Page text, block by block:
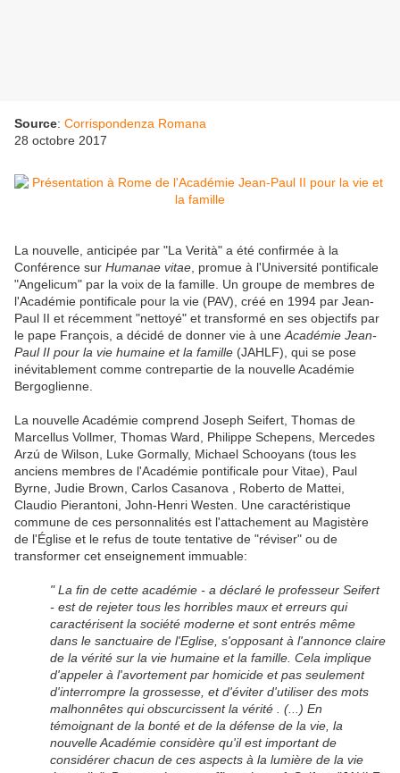
Source: Corrispondenza Romana
28 octobre 2017
La nouvelle, anticipée par "La Verità" a été confirmée à la
Conférence sur Humanae vitae promue à l'Université pontificale
"Angelicum" par la voix de la famille. Un groupe de membres de
l'Académie pontificale pour la vie (PAV), créé en 1994 par Jean-
Paul II et récemment "nettoyé" et transformé en ses objectifs par
le pape François, a décidé de donner vie à une Académie Jean-
Paul II pour la vie humaine et la famille (JAHLF), qui se pose
inévitablement comme contrepartie de la nouvelle Académie
Bergoglienne.
La nouvelle Académie comprend Joseph Seifert, Thomas de
Marcellus Vollmer, Thomas Ward, Philippe Schepens, Mercedes
Arzú de Wilson, Luke Gormally, Michael Schooyans (tous les
anciens membres de l'Académie pontificale pour Vitae), Paul
Byrne, Judie Brown, Carlos Casanova , Roberto de Mattei,
Claudio Pierantoni, John-Henri Westen. Une caractéristique
commune de ces personnalités est l'attachement au Magistère
de l'Église et le refus de toute tentative de "réviser" ou de
transformer cet enseignement immuable:
" La fin de cette académie - a déclaré le professeur Seifert
- est de rejeter tous les horribles maux et erreurs qui
caractérisent la société moderne et sont entrés même
dans le sanctuaire de l'Eglise, s'opposant à l'annonce claire
de la vérité sur la vie humaine et la famille. Cela implique
d'appeler à l'avortement par homicide et pas seulement
d'interrompre la grossesse, et d'éviter d'utiliser des mots
malhonnêtes qui obscurcissent la vérité . (...) En
témoignant de la bonté et de la défense de la vie, la
nouvelle Académie considère qu'il est important de
considérer chacun de ces aspects à la lumière de la vie